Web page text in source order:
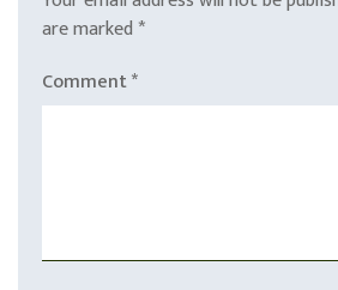
are marked *
Comment*